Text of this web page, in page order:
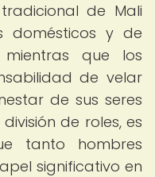
de Mali
domésticos y de
que los
de velar
de sus seres
de roles, es
tanto hombres
significativo en